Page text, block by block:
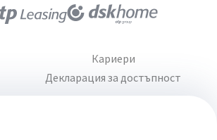
Кариери
Декларация за достъпност